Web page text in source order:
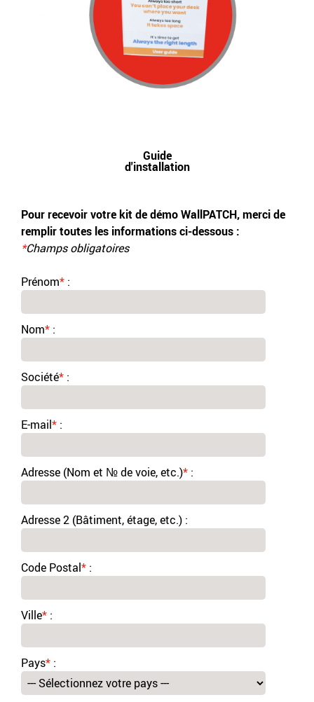
Guide
d'installation
Pour recevoir votre kit de démo WallPATCH, merci de
remplir toutes les informations ci-dessous :
*Champs obligatoires
Prénom* :
Nom* :
Société* :
E-mail* :
Adresse (Nom et № de voie, etc.)* :
Adresse 2 (Bâtiment, étage, etc.) :
Code Postal* :
Ville* :
Pays* :